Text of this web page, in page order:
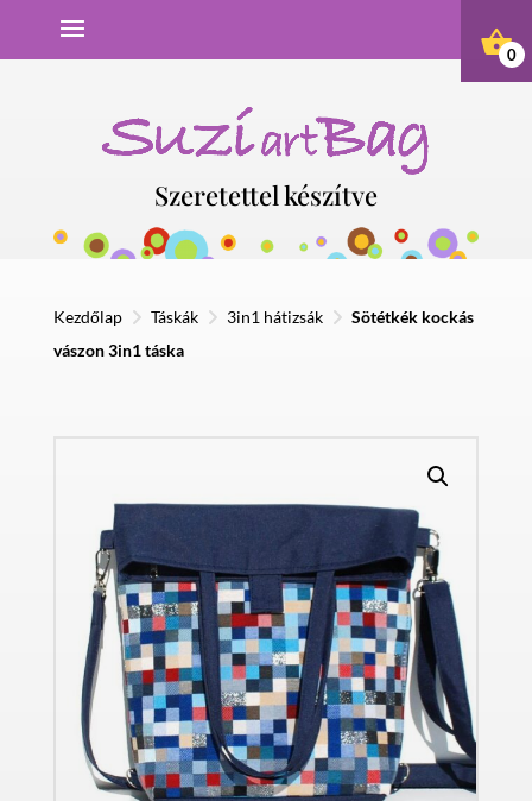
Szeretettel készítve
Kezdőlap > Táskák > 3in1 hátizsák > Sötétkék kockás
vászon 3in1 táska
0